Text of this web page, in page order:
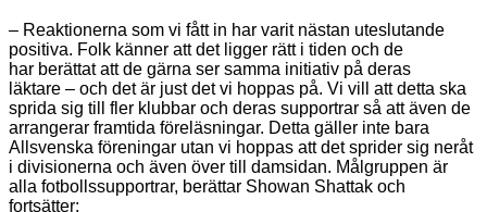
– Reaktionerna som vi fått in har varit nästan uteslutande
positiva. Folk känner att det ligger rätt i tiden och de
har berättat att de gärna ser samma initiativ på deras
läktare – och det är just det vi hoppas på. Vi vill att detta ska
sprida sig till fler klubbar och deras supportrar så att även de
arrangerar framtida föreläsningar. Detta gäller inte bara
Allsvenska föreningar utan vi hoppas att det sprider sig neråt
i divisionerna och även över till damsidan. Målgruppen är
alla fotbollssupportrar, berättar Showan Shattak och
fortsätter: